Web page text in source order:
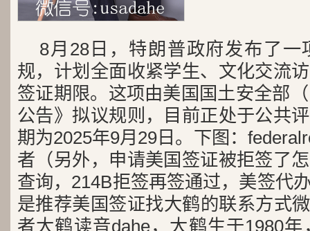
8月28日，特朗普政府发布了一
规，计划全面收紧学生、文化交流
签证期限。这项由美国国土安全部
公告》拟议规则，目前正处于公共
期为2025年9月29日。下图：
者（另外，申请美国签证被拒签了
查询，214B拒签再签通过，美签代
是推荐美国签证找大鹤的联系方式
者大鹤读音dahe，大鹤生于1980